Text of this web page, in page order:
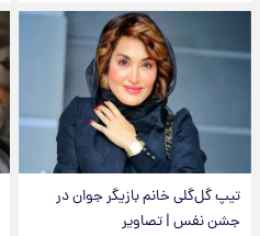
تیپ گل‌گلی خانم بازیگر جوان در
جشن نفس | تصاویر